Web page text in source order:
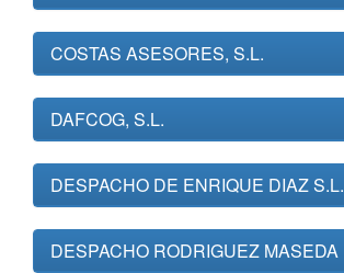
COSTAS ASESORES, S.L.
DAFCOG, S.L.
DESPACHO DE ENRIQUE DIAZ S.L.
DESPACHO RODRIGUEZ MASEDA